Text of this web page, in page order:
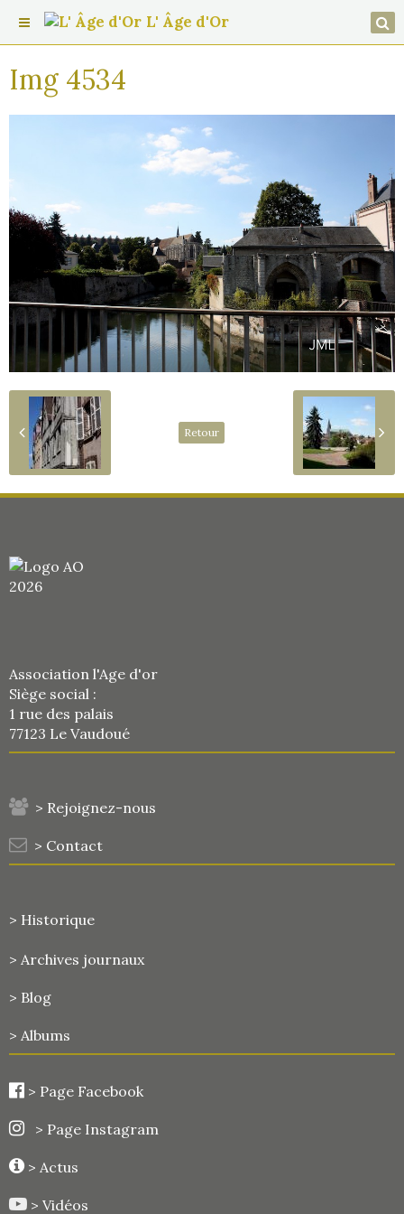
L' Âge d'Or
Img 4534
Retour
Association l'Age d'or
Siège social :
1 rue des palais
77123 Le Vaudoué
> Rejoignez-nous
> Contact
> Historique
> Archives journaux
> Blog
> Albums
> Page Facebook
> Page Instagram
> Actus
> Vidéos